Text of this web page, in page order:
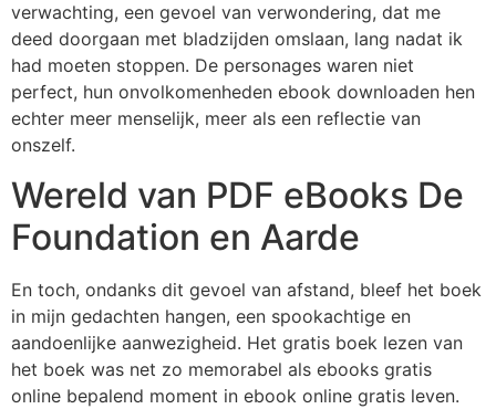
verwachting, een gevoel van verwondering, dat me
deed doorgaan met bladzijden omslaan, lang nadat ik
had moeten stoppen. De personages waren niet
perfect, hun onvolkomenheden ebook downloaden hen
echter meer menselijk, meer als een reflectie van
onszelf.
Wereld van PDF eBooks De
Foundation en Aarde
En toch, ondanks dit gevoel van afstand, bleef het boek
in mijn gedachten hangen, een spookachtige en
aandoenlijke aanwezigheid. Het gratis boek lezen van
het boek was net zo memorabel als ebooks gratis
online bepalend moment in ebook online gratis leven.